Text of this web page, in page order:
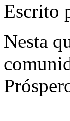
Escrito
Nesta